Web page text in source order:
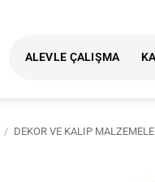
ALEVLE ÇALIŞMA
/ DEKOR VE KALIP